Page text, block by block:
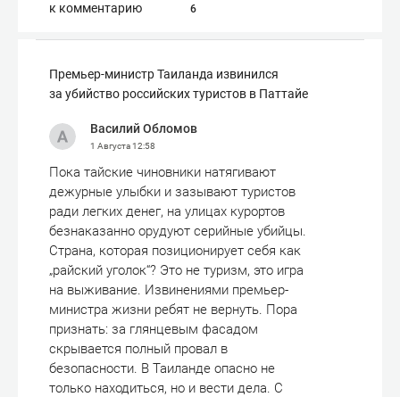
к комментарию 6
Премьер-министр Таиланда извинился
за убийство российских туристов в Паттайе
Василий Обломов
1 Августа12:58
Пока тайские чиновники натягивают
дежурные улыбки и зазывают туристов
ради легких денег, на улицах курортов
безнаказанно орудуют серийные убийцы.
Страна, которая позиционирует себя как
„райский уголок“? Это не туризм, это игра
на выживание. Извинениями премьер-
министра жизни ребят не вернуть. Пора
признать: за глянцевым фасадом
скрывается полный провал в
безопасности. В Таиланде опасно не
только находиться, но и вести дела. С